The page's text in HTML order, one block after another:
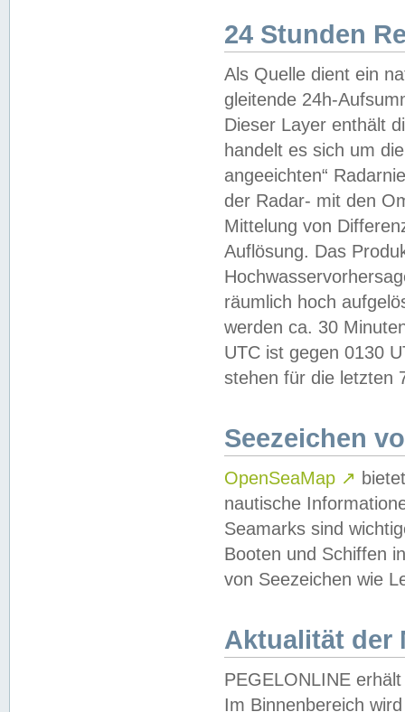
24 Stunden
Als Quelle dient ein
gleitende 24h-
Dieser Layer enthält
handelt es sich um
angeeichten“
der Radar- mit den
Mittelung von
Auflösung. Das
räumlich hoch
werden ca. 30
UTC ist gegen 0130
stehen für die letzten
Seezeichen
OpenSeaMap ↗
nautische
Seamarks sind
Booten und Schiffen
von Seezeichen wie
Aktualität der
PEGELONLINE
Im Binnenbereich